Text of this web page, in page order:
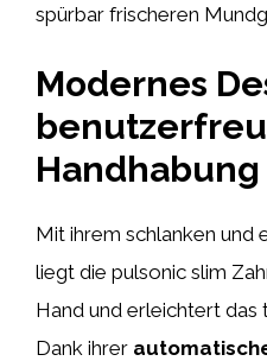
spürbar frischeren
Modernes
Handhabung
Mit ihrem schlanken und
liegt die pulsonic slim
Hand und erleichtert das
Dank ihrer